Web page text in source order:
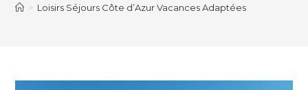
> Loisirs Séjours Côte d’Azur Vacances Adaptées